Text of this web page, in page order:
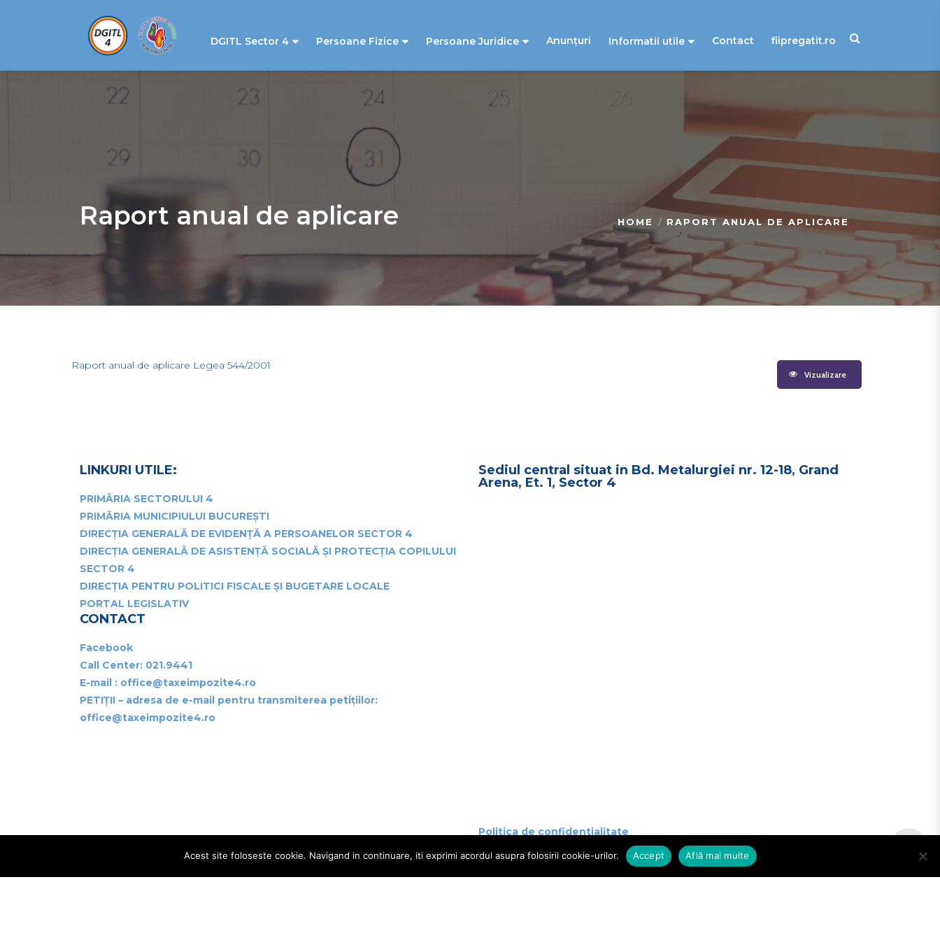
DGITL Sector 4 Persoane Fizice Persoane Juridice Anunțuri Informatii utile Contact fiipregatit.ro
Raport anual de aplicare HOME RAPORT ANUAL DE APLICARE
Raport anual de aplicare Legea 544/2001
Vizualizare
LINKURI UTILE:
PRIMĂRIA SECTORULUI 4
PRIMĂRIA MUNICIPIULUI BUCUREȘTI
DIRECȚIA GENERALĂ DE EVIDENȚĂ A PERSOANELOR SECTOR 4
DIRECȚIA GENERALĂ DE ASISTENȚĂ SOCIALĂ ȘI PROTECȚIA COPILULUI
SECTOR 4
DIRECȚIA PENTRU POLITICI FISCALE ȘI BUGETARE LOCALE
PORTAL LEGISLATIV
CONTACT
Facebook
Call Center: 021.9441
E-mail : office@taxeimpozite4.ro
PETIȚII – adresa de e-mail pentru transmiterea petițiilor:
office@taxeimpozite4.ro
Sediul central situat in Bd. Metalurgiei nr. 12-18, Grand
Arena, Et. 1, Sector 4
Politica de confidentialitate
Politica de cookies
Acest site foloseste cookie. Navigand in continuare, iti exprimi acordul asupra folosirii cookie-urilor. Accept Află mai multe